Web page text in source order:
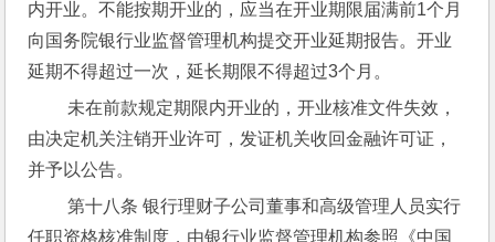
内开业。不能按期开业的，应当在开业期限届满前1个月
向国务院银行业监督管理机构提交开业延期报告。开业
延期不得超过一次，延长期限不得超过3个月。
由决定机关注销开业许可，发证机关收回金融许可证，
并予以公告。
第十八条 银行理财子公司董事和高级管理人员实行
任职资格核准制度，由银行业监督管理机构参照《中国